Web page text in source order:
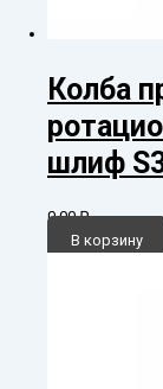
Колба
шлиф
0,00₽
В корзину